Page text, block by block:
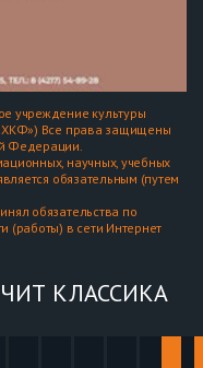
учреждение культуры
Все права защищены
Федерации.
научных, учебных
обязательным (путем
обязательства по
(работы) в сети Интернет
КЛАССИКА